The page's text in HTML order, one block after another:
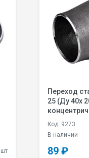
Переход стальной D 45х
25 (Ду 40х 20)
Код: 9273
В наличии
89 ₽